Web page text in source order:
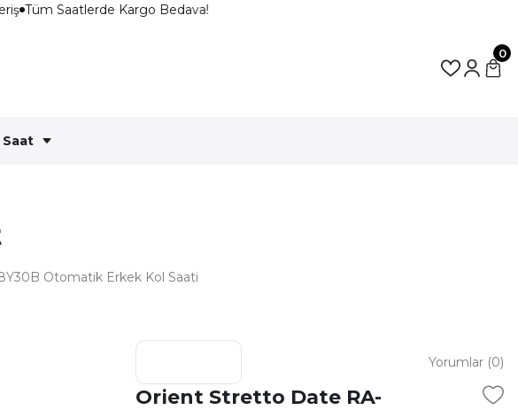
Tüm Saatlerde Kargo Bedava!
0
Saat
Otomatik Erkek Kol Saati
Yorumlar (0)
Orient Stretto Date RA-